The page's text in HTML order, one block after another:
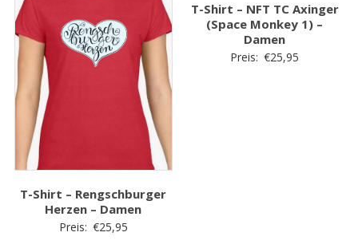
T-Shirt – Rengschburger
Herzen – Damen
Preis: €25,95
T-Shirt – NFT TC Axinger
(Space Monkey 1) –
Damen
Preis: €25,95